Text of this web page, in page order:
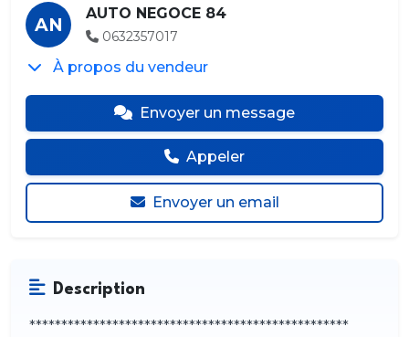
AN
AUTO NEGOCE 84
0632357017
À propos du vendeur
Envoyer un message
Appeler
Envoyer un email
Description
**************************************************